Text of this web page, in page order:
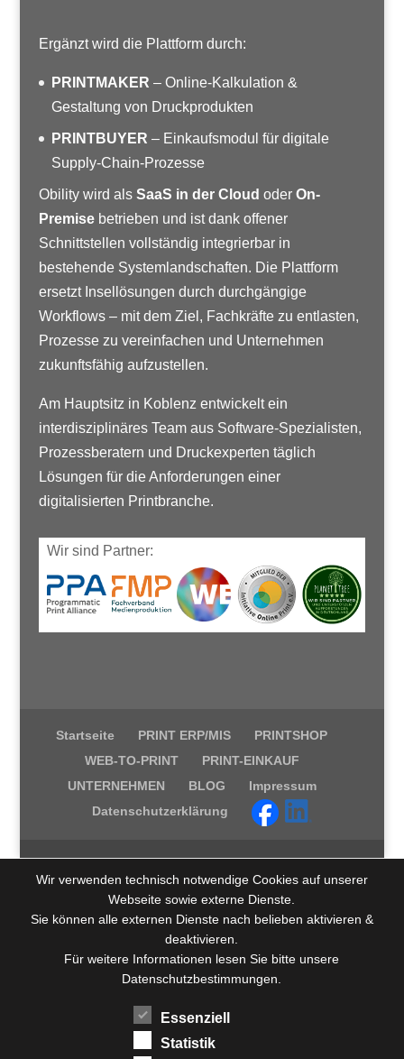
Ergänzt wird die Plattform durch:
PRINTMAKER – Online-Kalkulation &
Gestaltung von Druckprodukten
PRINTBUYER – Einkaufsmodul für digitale
Supply-Chain-Prozesse
Obility wird als SaaS in der Cloud oder On-
Premisebetrieben und ist dank offener
Schnittstellen vollständig integrierbar in
bestehende Systemlandschaften. Die Plattform
ersetzt Insellösungen durch durchgängige
Workflows – mit dem Ziel, Fachkräfte zu entlasten,
Prozesse zu vereinfachen und Unternehmen
zukunftsfähig aufzustellen.
Am Hauptsitz in Koblenz entwickelt ein
interdisziplinäres Team aus Software-Spezialisten,
Prozessberatern und Druckexperten täglich
Lösungen für die Anforderungen einer
digitalisierten Printbranche.
Wir sind Partner:
Startseite PRINT ERP/MIS
PRINTSHOP
WEB-TO-PRINT
PRINT-EINKAUF
UNTERNEHMEN
BLOG
Impressum
Datenschutzerklärung
Wir verwenden technisch notwendige Cookies auf unserer
Webseite sowie externe Dienste.
Sie können alle externen Dienste nach belieben aktivieren &
deaktivieren.
Für weitere Informationen lesen Sie bitte unsere
Datenschutzbestimmungen.
Essenziell
Statistik